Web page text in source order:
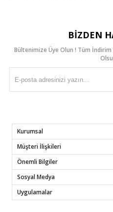
BIZDEN
Bültenimize Üye Olun ! Tüm
Kurumsal
Müşteri İlişkileri
Önemli Bilgiler
Sosyal Medya
Uygulamalar